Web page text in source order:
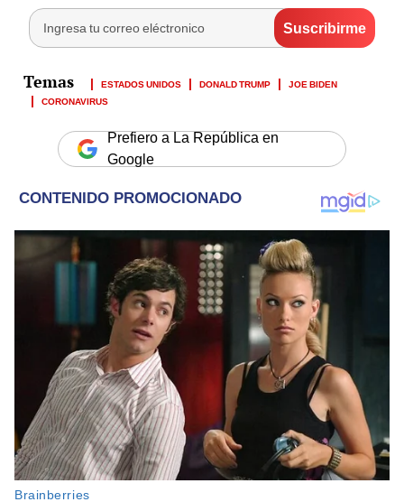
ESTADOS UNIDOS DONALD TRUMP
JOE BIDEN
CORONAVIRUS
Prefiero a La República en
Google